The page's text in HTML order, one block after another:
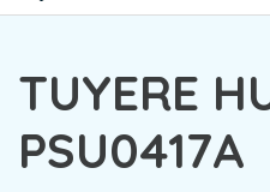
TUYERE
PSU0417A